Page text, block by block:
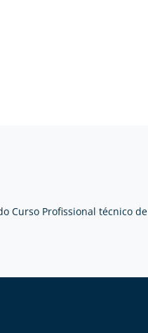
Curso Profissional técnico